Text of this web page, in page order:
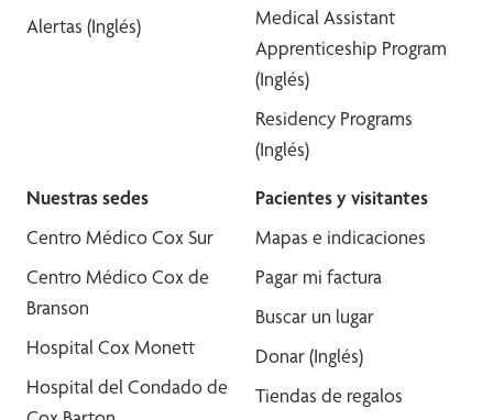
Alertas (Inglés)
Medical Assistant
Apprenticeship Program
(Inglés)
Residency Programs
(Inglés)
Nuestras sedes
Centro Médico Cox Sur
Centro Médico Cox de
Branson
Hospital Cox Monett
Hospital del Condado de
Pacientes y visitantes
Mapas e indicaciones
Pagar mi factura
Buscar un lugar
Donar (Inglés)
Tiendas de regalos